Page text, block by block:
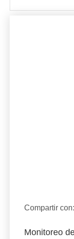
Compartir con:
Monitoreo